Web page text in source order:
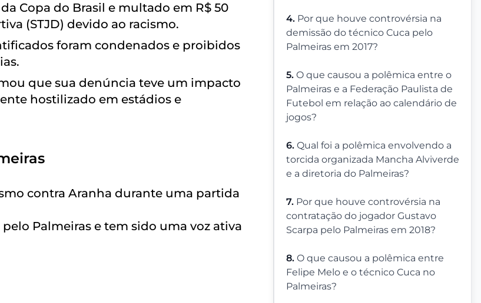
4. Por que houve controvérsia na
demissão do técnico Cuca pelo
Palmeiras em 2017?
5. O que causou a polêmica entre o
Palmeiras e a Federação Paulista de
Futebol em relação ao calendário de
jogos?
6. Qual foi a polêmica envolvendo a
torcida organizada Mancha Alviverde
e a diretoria do Palmeiras?
7. Por que houve controvérsia na
contratação do jogador Gustavo
Scarpa pelo Palmeiras em 2018?
8. O que causou a polêmica entre
Felipe Melo e o técnico Cuca no
Palmeiras?
Copa do Brasil e multado em R$ 50
(STJD) devido ao racismo.
foram condenados e proibidos
que sua denúncia teve um impacto
hostilizado em estádios e
contra Aranha durante uma partida
Palmeiras e tem sido uma voz ativa